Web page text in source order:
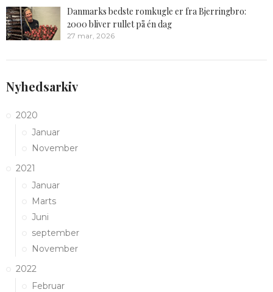
Danmarks bedste romkugle er fra Bjerringbro:
2000 bliver rullet på én dag
27 mar, 2026
Nyhedsarkiv
2020
Januar
November
2021
Januar
Marts
Juni
september
November
2022
Februar